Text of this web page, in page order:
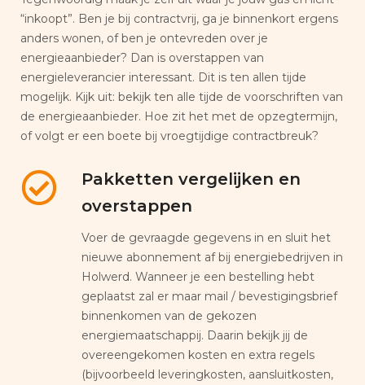
“inkoopt”. Ben je bij contractvrij, ga je binnenkort ergens
anders wonen, of ben je ontevreden over je
energieaanbieder? Dan is overstappen van
energieleverancier interessant. Dit is ten allen tijde
mogelijk. Kijk uit: bekijk ten alle tijde de voorschriften van
de energieaanbieder. Hoe zit het met de opzegtermijn,
of volgt er een boete bij vroegtijdige contractbreuk?
Pakketten vergelijken en
overstappen
Voer de gevraagde gegevens in en sluit het
nieuwe abonnement af bij energiebedrijven in
Holwerd. Wanneer je een bestelling hebt
geplaatst zal er maar mail / bevestigingsbrief
binnenkomen van de gekozen
energiemaatschappij. Daarin bekijk jij de
overeengekomen kosten en extra regels
(bijvoorbeeld leveringkosten, aansluitkosten,